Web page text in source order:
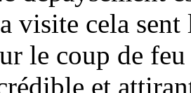
visite cela
le coup de
et